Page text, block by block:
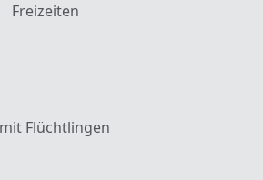
Freizeiten
Flüchtlingen